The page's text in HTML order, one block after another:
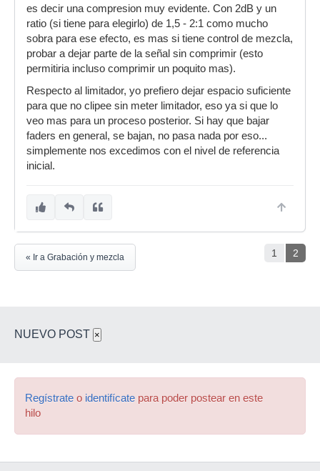
es decir una compresion muy evidente. Con 2dB y un
ratio (si tiene para elegirlo) de 1,5 - 2:1 como mucho
sobra para ese efecto, es mas si tiene control de mezcla,
probar a dejar parte de la señal sin comprimir (esto
permitiria incluso comprimir un poquito mas).
Respecto al limitador, yo prefiero dejar espacio suficiente
para que no clipee sin meter limitador, eso ya si que lo
veo mas para un proceso posterior. Si hay que bajar
faders en general, se bajan, no pasa nada por eso...
simplemente nos excedimos con el nivel de referencia
inicial.
1 2
« Ir a Grabación y mezcla
NUEVO POST ×
Regístrate o identifícate para poder postear en este
hilo